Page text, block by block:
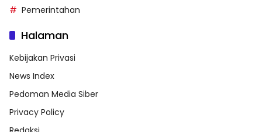
Pemerintahan
Halaman
Kebijakan Privasi
News Index
Pedoman Media Siber
Privacy Policy